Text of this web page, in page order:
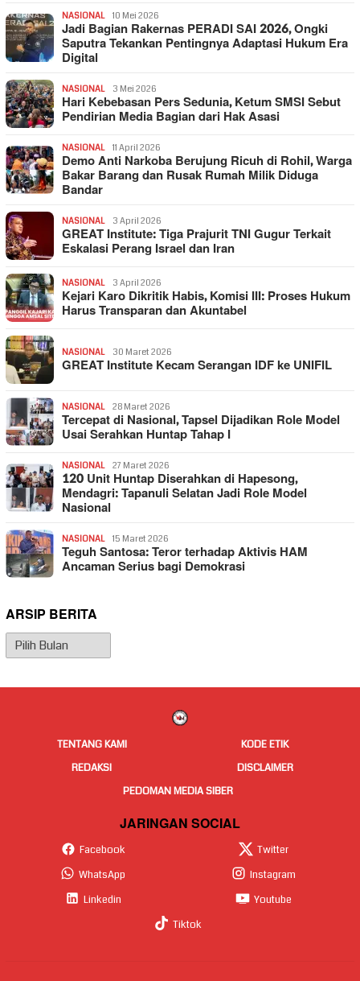
NASIONAL 10 Mei 2026
Jadi Bagian Rakernas PERADI SAI 2026, Ongki
Saputra Tekankan Pentingnya Adaptasi Hukum Era
Digital
NASIONAL 3 Mei 2026
Hari Kebebasan Pers Sedunia, Ketum SMSI Sebut
Pendirian Media Bagian dari Hak Asasi
NASIONAL 11 April 2026
Demo Anti Narkoba Berujung Ricuh di Rohil, Warga
Bakar Barang dan Rusak Rumah Milik Diduga
Bandar
NASIONAL 3 April 2026
GREAT Institute: Tiga Prajurit TNI Gugur Terkait
Eskalasi Perang Israel dan Iran
NASIONAL 3 April 2026
Kejari Karo Dikritik Habis, Komisi III: Proses Hukum
Harus Transparan dan Akuntabel
NASIONAL 30 Maret 2026
GREAT Institute Kecam Serangan IDF ke UNIFIL
NASIONAL 28 Maret 2026
Tercepat di Nasional, Tapsel Dijadikan Role Model
Usai Serahkan Huntap Tahap I
NASIONAL 27 Maret 2026
120 Unit Huntap Diserahkan di Hapesong,
Mendagri: Tapanuli Selatan Jadi Role Model
Nasional
NASIONAL 15 Maret 2026
Teguh Santosa: Teror terhadap Aktivis HAM
Ancaman Serius bagi Demokrasi
ARSIP BERITA
Arsip
Berita
TENTANG KAMI
KODE ETIK
REDAKSI
DISCLAIMER
PEDOMAN MEDIA SIBER
JARINGAN SOCIAL
Facebook
Twitter
WhatsApp
Instagram
Linkedin
Youtube
Tiktok